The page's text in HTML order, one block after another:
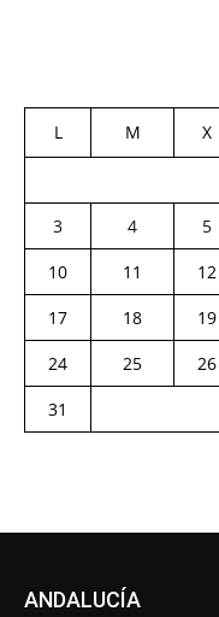
L M X
3
4 5
10
11 12
17
18 19
24
25 26
31
ANDALUCÍA